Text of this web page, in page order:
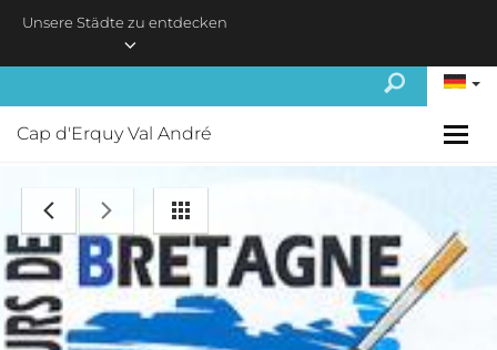
Unsere Städte zu entdecken
Cap d'Erquy Val André